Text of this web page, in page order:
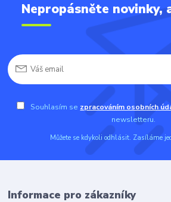
Nepropásněte novinky,
Souhlasím se zpracováním osobních
newsletteru.
Můžete se kdykoli odhlásit. Zasíláme
Informace pro zákazníky